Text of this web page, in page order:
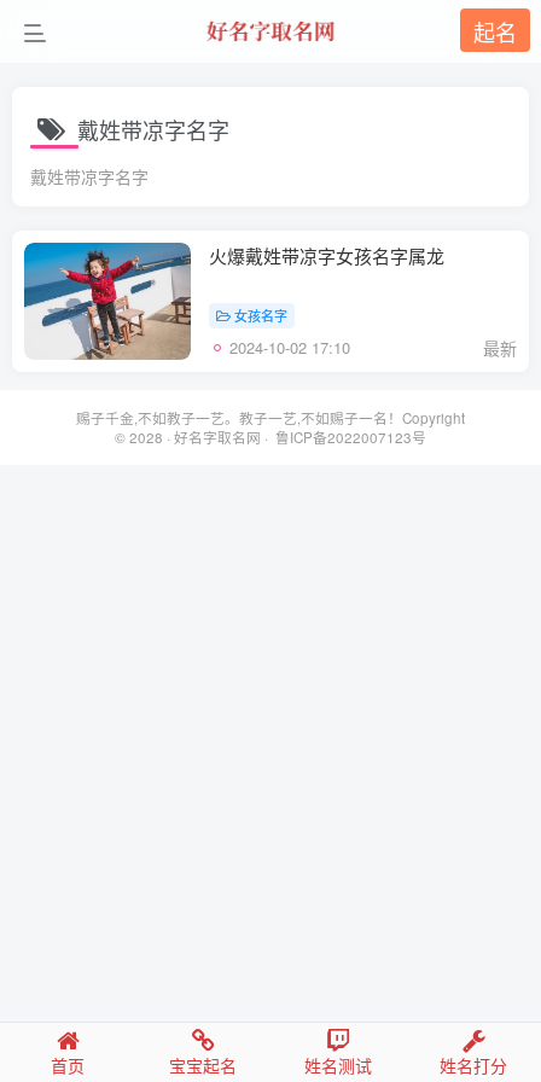
起名
戴姓带凉字名字
戴姓带凉字名字
火爆戴姓带凉字女孩名字属龙
女孩名字
2024-10-02 17:10 最新
赐子千金,不如教子一艺。教子一艺,不如赐子一名！Copyright
© 2028 · 好名字取名网 · 鲁ICP备2022007123号
首页 宝宝起名 姓名测试 姓名打分